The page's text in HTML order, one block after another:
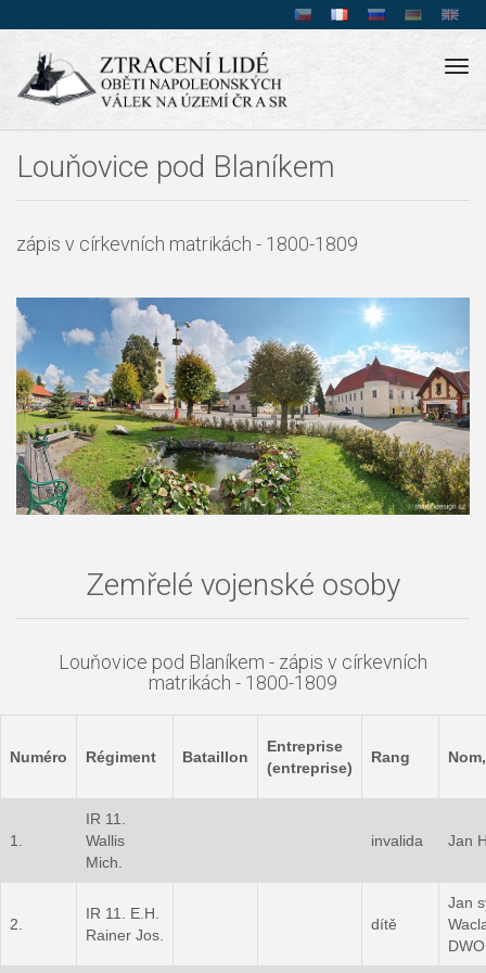
Louňovice pod Blaníkem
zápis v církevních matrikách - 1800-1809
Zemřelé vojenské osoby
Louňovice pod Blaníkem - zápis v církevních
matrikách - 1800-1809
Numéro Régiment Bataillon
Entreprise
(entreprise)
Rang
1.
IR 11.
Wallis
Mich.
invalida Jan
2.
IR 11. E.H.
Rainer Jos.
dítě
Jan